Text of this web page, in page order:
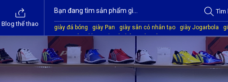
Blog thể thao
Tìm
giày đá bóng giày Pan giày sân cỏ nhân tạo giày Jogarbola
Mitre
giày Akka quần áo bóng đá giày Kamito